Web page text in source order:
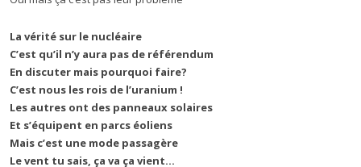
La vérité sur le nucléaire
C’est qu’il n’y aura pas de référendum
En discuter mais pourquoi faire?
C’est nous les rois de l’uranium !
Les autres ont des panneaux solaires
Et s’équipent en parcs éoliens
Mais c’est une mode passagère
Le vent tu sais, ça va ça vient…